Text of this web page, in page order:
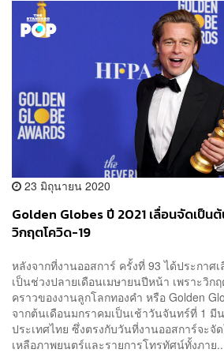
23 มิถุนายน 2020
Golden Globes ปี 2021 เลื่อนจัดเป็นต้
วิกฤตโควิด-19
หลังจากที่งานออสการ์ ครั้งที่ 93 ได้ประกาศ
เป็นช่วงปลายเดือนเมษายนปีหน้า เพราะวิก
คราวของงานลูกโลกทองคำ หรือ Golden
จากต้นเดือนมกราคมเป็นเช้าวันจันทร์ที่ 1 มี
ประเทศไทย ซึ่งตรงกับวันที่งานออสการ์จะ
เหลือภาพยนตร์และรายการโทรทัศน์ทั้งภาย